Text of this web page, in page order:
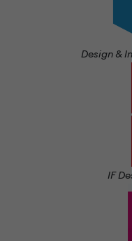
Design &
IF